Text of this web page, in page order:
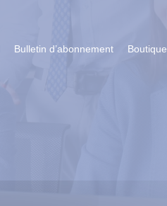
Bulletin d’abonnement Boutique